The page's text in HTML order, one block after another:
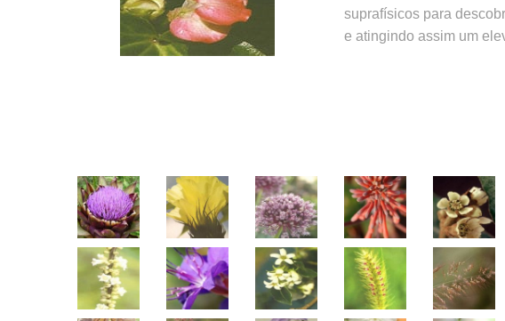
suprafísicos para
e atingindo assim um